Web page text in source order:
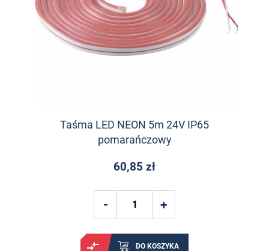
Taśma LED NEON 5m 24V IP65
pomarańczowy
60,85 zł
DO KOSZYKA